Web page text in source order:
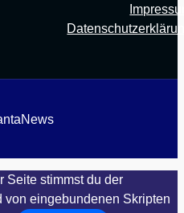
Seite stimmst du der
eingebundenen Skripten